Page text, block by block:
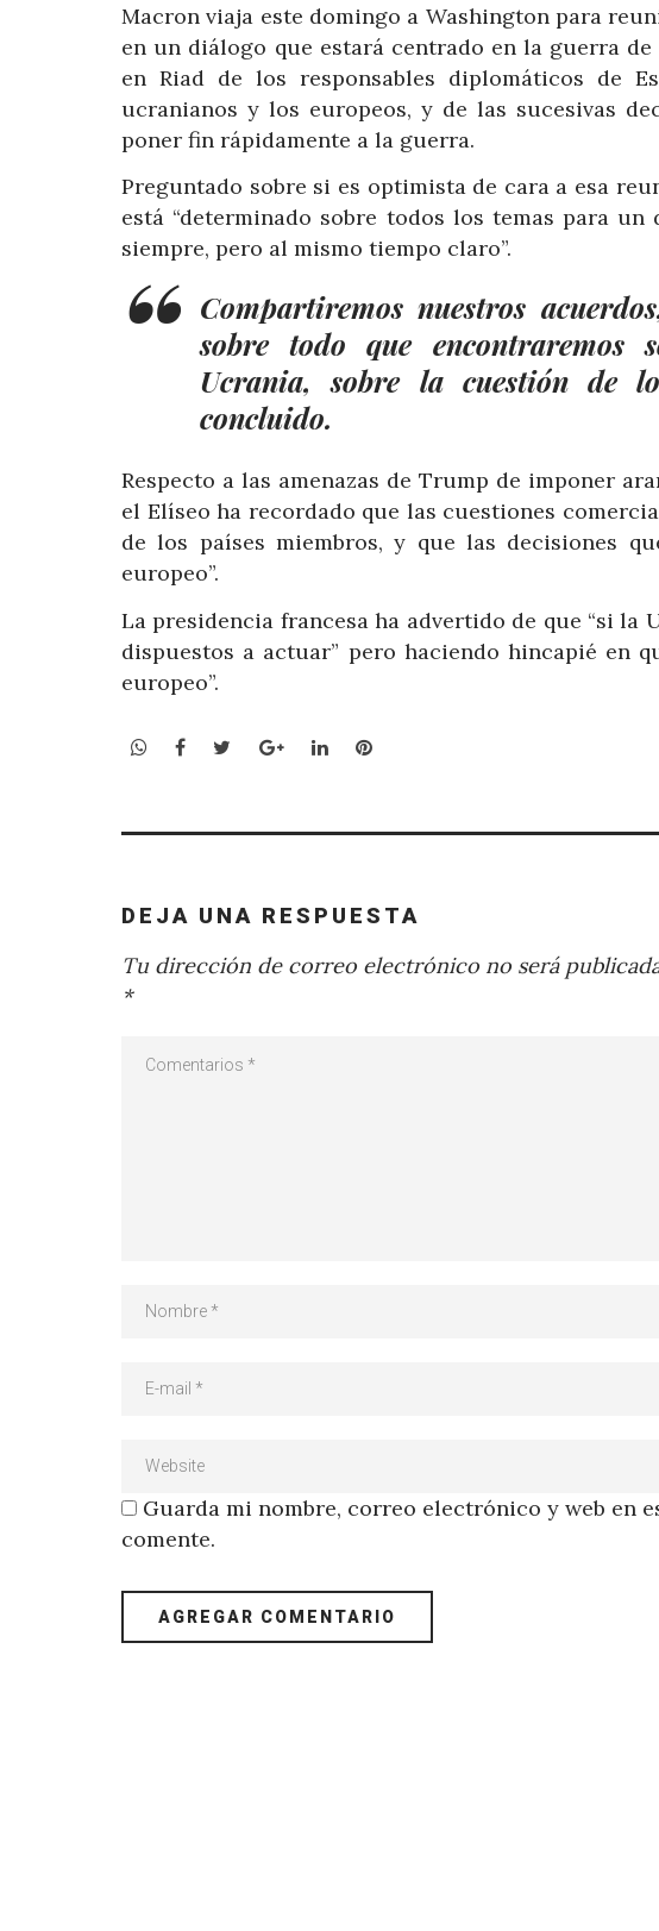
Macron viaja este domingo a Washington para
en un diálogo que estará centrado en la guerra
en Riad de los responsables diplomáticos de
ucranianos y los europeos, y de las sucesivas
poner fin rápidamente a la guerra.
Preguntado sobre si es optimista de cara a esa
está “determinado sobre todos los temas para
siempre, pero al mismo tiempo claro”.
Compartiremos nuestros
sobre todo que encontraremos
Ucrania, sobre la cuestión de
concluido.
Respecto a las amenazas de Trump de imponer
el Elíseo ha recordado que las cuestiones
de los países miembros, y que las decisiones
europeo”.
La presidencia francesa ha advertido de que “si la
dispuestos a actuar” pero haciendo hincapié en
europeo”.
WhatsApp
Facebook
TwitterGoogle+LinkedInPinterest
DEJA UNA RESPUESTA
Tu dirección de correo electrónico no será
*
Guarda mi nombre, correo electrónico y web en
comente.